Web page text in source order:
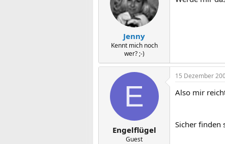
Jenny
Kennt mich noch
wer? ;-)
E
Engelflügel
Guest
15 Dezember
Also mir
Sicher finden